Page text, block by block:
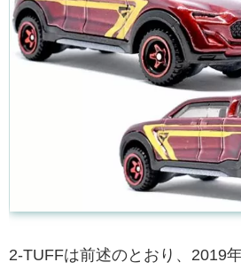
2-TUFFは前述のとおり、2019